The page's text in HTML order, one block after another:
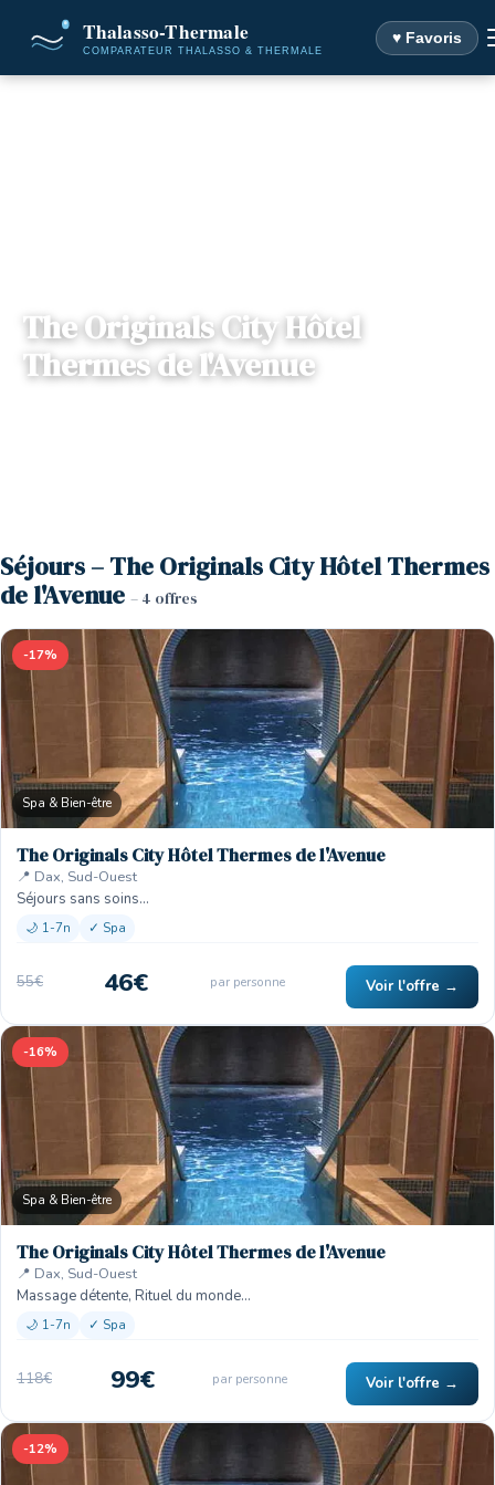
♥ Favoris
The Originals City Hôtel
Thermes de l'Avenue
Séjours – The Originals City Hôtel Thermes
de l'Avenue – 4 offres
-17%
Spa & Bien-être
The Originals City Hôtel Thermes de l'Avenue
📍 Dax, Sud-Ouest
Séjours sans soins…
🌙 1-7n ✓ Spa
55€ 46€ par personne Voir l'offre →
-16%
Spa & Bien-être
The Originals City Hôtel Thermes de l'Avenue
📍 Dax, Sud-Ouest
Massage détente, Rituel du monde…
🌙 1-7n ✓ Spa
118€ 99€ par personne Voir l'offre →
-12%